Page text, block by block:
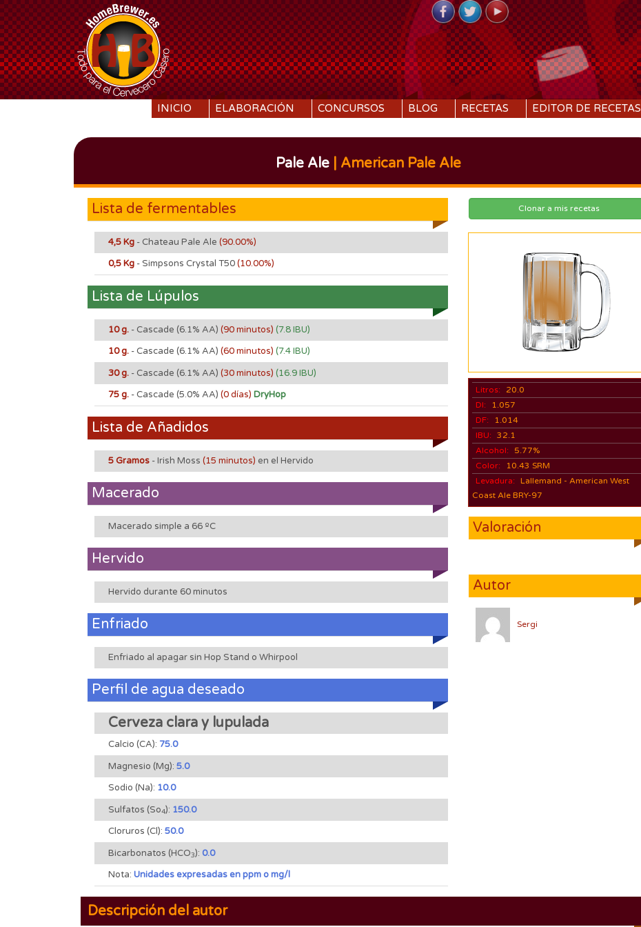
SKIP TO CONTENT
INICIO ELABORACIÓN CONCURSOS BLOG RECETAS EDITOR DE RECETAS
Pale Ale | American Pale Ale
Lista de fermentables
4,5 Kg - Chateau Pale Ale (90.00%)
0,5 Kg - Simpsons Crystal T50(10.00%)
Lista de Lúpulos
10 g. - Cascade (6.1% AA) (90 minutos) (7.8 IBU)
10 g. - Cascade (6.1% AA) (60 minutos) (7.4 IBU)
30 g. - Cascade (6.1% AA) (30 minutos) (16.9 IBU)
75 g. - Cascade (5.0% AA) (0 días) DryHop
Lista de Añadidos
5 Gramos - Irish Moss (15 minutos) en el Hervido
Macerado
Macerado simple a 66 ºC
Hervido
Hervido durante 60 minutos
Enfriado
Enfriado al apagar sin Hop Stand o Whirpool
Perfil de agua deseado
Cerveza clara y lupulada
Calcio (CA): 75.0
Magnesio (Mg): 5.0
Sodio (Na): 10.0
Sulfatos (So4): 150.0
Cloruros (Cl): 50.0
Bicarbonatos (HCO3): 0.0
Nota: Unidades expresadas en ppm o mg/l
Clonar a mis recetas
Litros:
20.0
DI:
1.057
DF:
1.014
IBU: 32.1
Alcohol:
5.77%
Color:
10.43 SRM
Levadura: Lallemand - American West
Coast Ale BRY-97
Valoración
Autor
Sergi
Descripción del autor